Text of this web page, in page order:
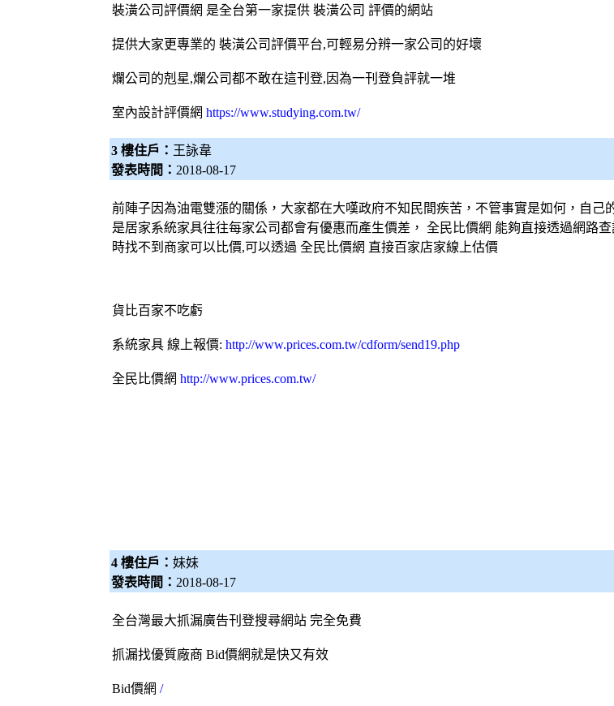
裝潢公司評價網 是全台第一家提供 裝潢公司 評價的網站
提供大家更專業的 裝潢公司評價平台,可輕易分辨一家公司的好壞
爛公司的剋星,爛公司都不敢在這刊登,因為一刊登負評就一堆
室內設計評價網 https://www.studying.com.tw/
3 樓住戶： 王詠韋
發表時間： 2018-08-17
前陣子因為油電雙漲的關係，大家都在大嘆政府不知民間疾苦，不管事實是如何，自己
是居家系統家具往往每家公司都會有優惠而產生價差， 全民比價網 能夠直接透過網路
時找不到商家可以比價,可以透過 全民比價網 直接百家店家線上估價
貨比百家不吃虧
系統家具線上報價: http://www.prices.com.tw/cdform/send19.php
全民比價網 http://www.prices.com.tw/
4 樓住戶： 妹妹
發表時間： 2018-08-17
全台灣最大抓漏廣告刊登搜尋網站 完全免費
抓漏找優質廠商 Bid價網就是快又有效
Bid價網 /